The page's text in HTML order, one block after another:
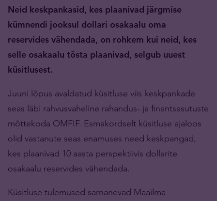
Neid keskpankasid, kes plaanivad järgmise
kümnendi jooksul dollari osakaalu oma
reservides vähendada, on rohkem kui neid, kes
selle osakaalu tõsta plaanivad, selgub uuest
küsitlusest.
Juuni lõpus avaldatud küsitluse viis keskpankade
seas läbi rahvusvaheline rahandus- ja finantsasutuste
mõttekoda OMFIF. Esmakordselt küsitluse ajaloos
olid vastanute seas enamuses need keskpangad,
kes plaanivad 10 aasta perspektiivis dollarite
osakaalu reservides vähendada.
Küsitluse tulemused sarnanevad Maailma